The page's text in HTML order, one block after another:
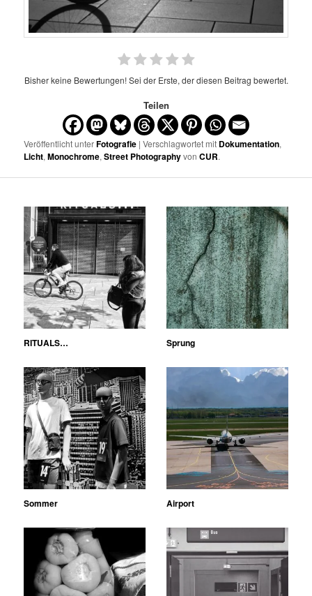
Bisher keine Bewertungen! Sei der Erste, der diesen Beitrag bewertet.
Teilen
Veröffentlicht unterFotografie | Verschlagwortet mit Dokumentation,
Licht,Monochrome,Street PhotographyvonCUR.
RITUALS… Sprung
Sommer Airport